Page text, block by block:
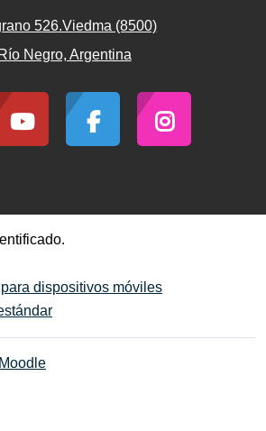
526.Viedma (8500)
Río Negro, Argentina
dispositivos móviles
Moodle